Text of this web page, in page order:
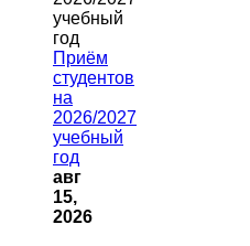
Приём
студентов
на
2026/2027
учебный
год
авг
15,
2026